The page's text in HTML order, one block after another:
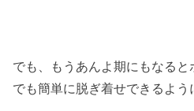
でも、もうあんよ期にもなる
でも簡単に脱ぎ着せできるよ